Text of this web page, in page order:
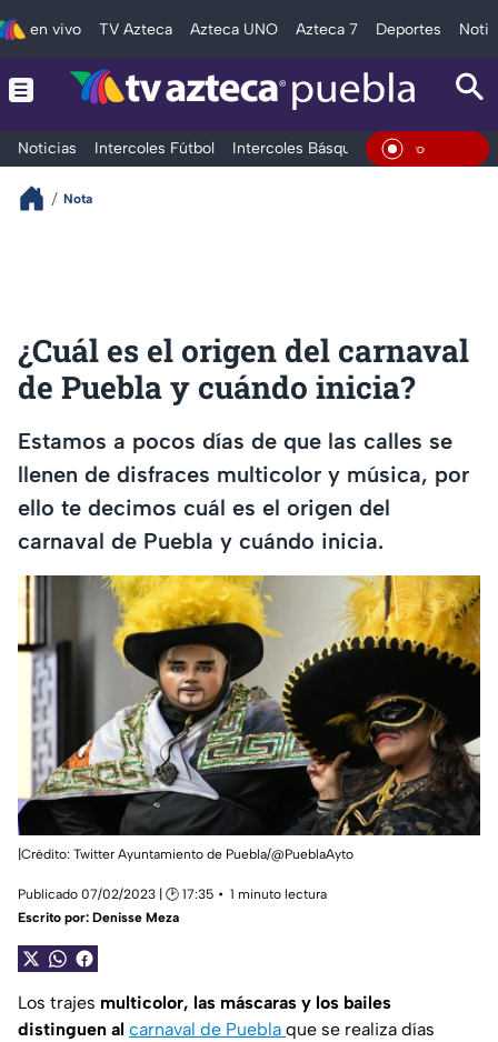
en vivo TV Azteca Azteca UNO Azteca 7 Deportes
Noticias Intercoles Fútbol Intercoles Básquetbol DeportesEn Vivo
Nota
¿Cuál es el origen del carnaval
de Puebla y cuándo inicia?
Estamos a pocos días de que las calles se
llenen de disfraces multicolor y música, por
ello te decimos cuál es el origen del
carnaval de Puebla y cuándo inicia.
|Crédito: Twitter Ayuntamiento de Puebla/@PueblaAyto
Publicado 07/02/2023 | 🕑 17:35
1 minuto lectura
Escrito por: Denisse Meza
Los trajes multicolor, las máscaras y los bailes
distinguen al carnaval de Puebla que se realiza días